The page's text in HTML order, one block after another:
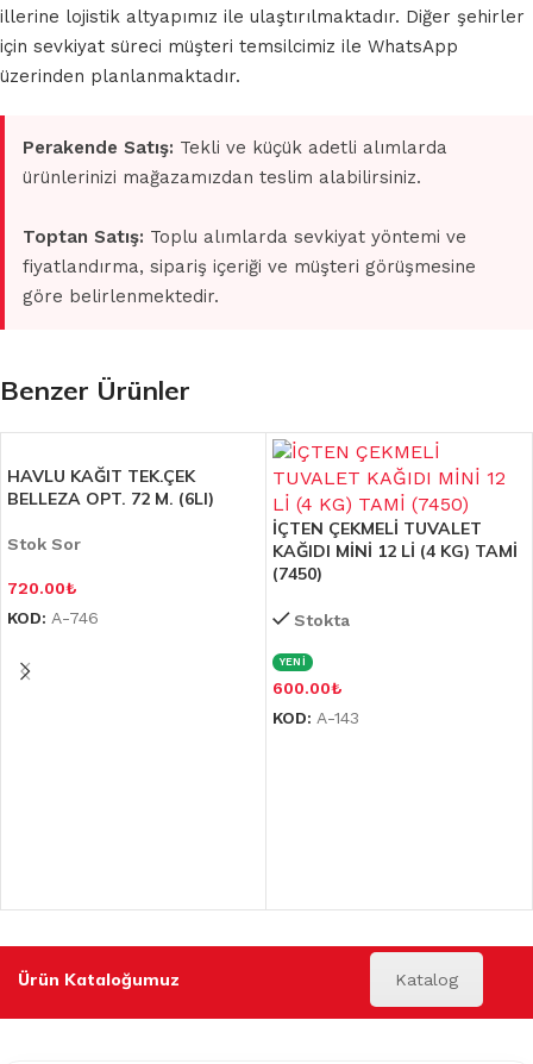
illerine lojistik altyapımız ile ulaştırılmaktadır. Diğer şehirler
için sevkiyat süreci müşteri temsilcimiz ile WhatsApp
üzerinden planlanmaktadır.
Perakende Satış: Tekli ve küçük adetli alımlarda
ürünlerinizi mağazamızdan teslim alabilirsiniz.
Toptan Satış: Toplu alımlarda sevkiyat yöntemi ve
fiyatlandırma, sipariş içeriği ve müşteri görüşmesine
göre belirlenmektedir.
Benzer Ürünler
HAVLU KAĞIT TEK.ÇEK
BELLEZA OPT. 72 M. (6LI)
Stok Sor
720.00₺
KOD: A-746
İÇTEN ÇEKMELİ TUVALET
KAĞIDI MİNİ 12 Lİ (4 KG) TAMİ
(7450)
Stokta
YENİ
600.00₺
KOD: A-143
Ürün Kataloğumuz Katalog